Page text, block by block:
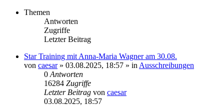
Themen
Antworten
Zugriffe
Letzter Beitrag
Star Training mit Anna-Maria Wagner am 30.08.
von caesar» 03.08.2025, 18:57 » in Ausschreibungen
0 Antworten
16284 Zugriffe
Letzter Beitrag von caesar
03.08.2025, 18:57